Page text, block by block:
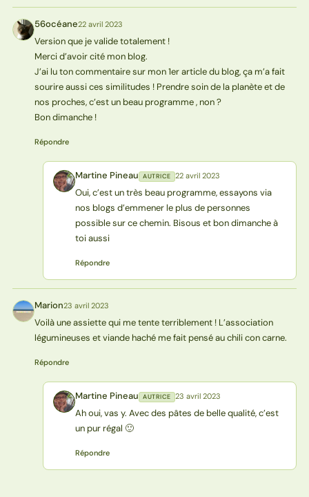
5 56océane22 avril 2023
Version que je valide totalement !
Merci d’avoir cité mon blog.
J’ai lu ton commentaire sur mon 1er article du blog, ça m’a fait
sourire aussi ces similitudes ! Prendre soin de la planète et de
nos proches, c’est un beau programme , non ?
Bon dimanche !
Répondre
MP Martine Pineau AUTRICE 22 avril 2023
Oui, c’est un très beau programme, essayons via
nos blogs d’emmener le plus de personnes
possible sur ce chemin. Bisous et bon dimanche à
toi aussi
Répondre
M Marion23 avril 2023
Voilà une assiette qui me tente terriblement ! L’association
légumineuses et viande haché me fait pensé au chili con carne.
Répondre
MP Martine Pineau AUTRICE 23 avril 2023
Ah oui, vas y. Avec des pâtes de belle qualité, c’est
un pur régal 🙂
Répondre